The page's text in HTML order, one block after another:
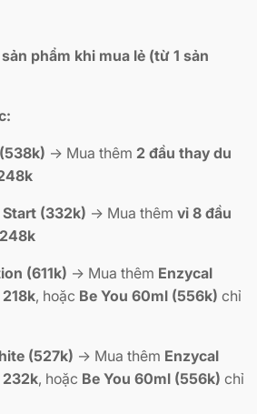
phẩm khi mua lẻ (từ 1 sản
→ Mua thêm 2 đầu thay du
Start (332k) → Mua thêm vỉ 8 đầu
248k
(611k) → Mua thêm Enzycal
218k, hoặc Be You 60ml (556k) chỉ
(527k) → Mua thêm Enzycal
232k, hoặc Be You 60ml (556k) chỉ